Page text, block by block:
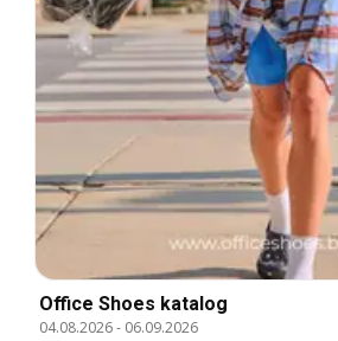
Office Shoes katalog
04.08.2026- 06.09.2026